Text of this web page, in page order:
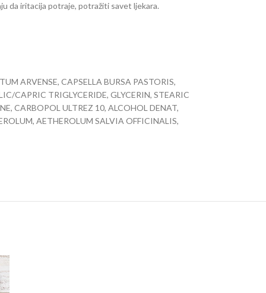
da iritacija potraje, potražiti savet ljekara.
ARVENSE, CAPSELLA BURSA PASTORIS,
CAPRIC TRIGLYCERIDE, GLYCERIN, STEARIC
CARBOPOL ULTREZ 10, ALCOHOL DENAT,
AETHEROLUM SALVIA OFFICINALIS,